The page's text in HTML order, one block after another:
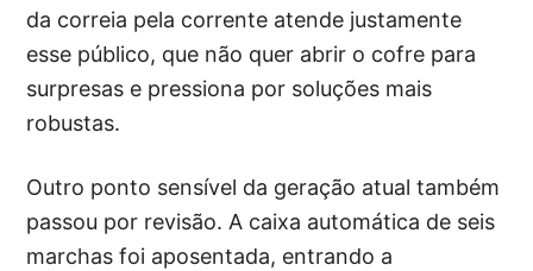
da correia pela corrente atende justamente
esse público, que não quer abrir o cofre para
surpresas e pressiona por soluções mais
robustas.
Outro ponto sensível da geração atual também
passou por revisão. A caixa automática de seis
marchas foi aposentada, entrando a